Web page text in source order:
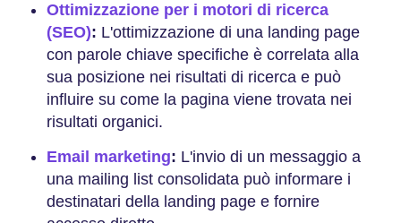
Ottimizzazione per i motori di ricerca
(SEO): L'ottimizzazione di una landing page
con parole chiave specifiche è correlata alla
sua posizione nei risultati di ricerca e può
influire su come la pagina viene trovata nei
risultati organici.
Email marketing: L'invio di un messaggio a
una mailing list consolidata può informare i
destinatari della landing page e fornire